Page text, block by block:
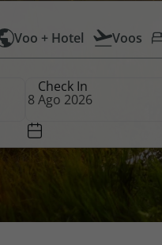
Cheque
Blog
Voo + Hotel Voos
Check In